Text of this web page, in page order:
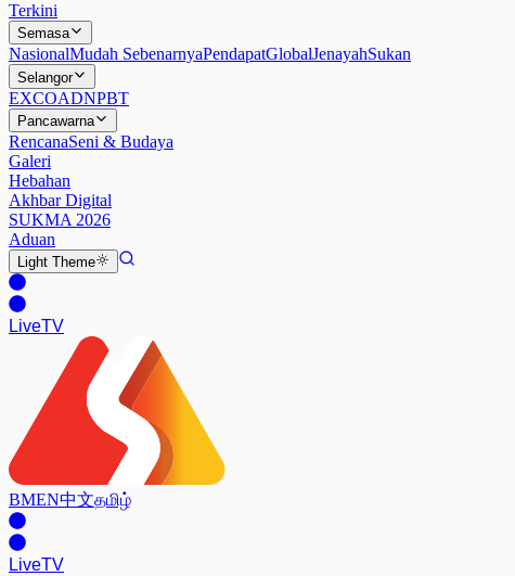
Terkini
Semasa
NasionalMudah SebenarnyaPendapatGlobalJenayahSukan
Selangor
EXCOADNPBT
Pancawarna
RencanaSeni & Budaya
Galeri
Hebahan
Akhbar Digital
SUKMA 2026
Aduan
Light Theme
LiveTV
BMEN中文தமிழ்
LiveTV